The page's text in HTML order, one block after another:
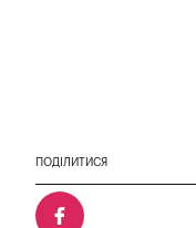
ПОДІЛИТИСЯ